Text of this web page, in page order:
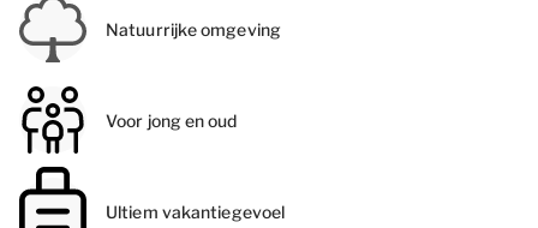
Natuurrijke omgeving
Voor jong en oud
Ultiem vakantiegevoel